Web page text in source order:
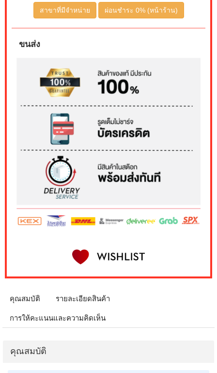
สาขาที่มีจำหน่าย ผ่อนชำระ 0% (หน้าร้าน)
ขนส่ง
คุณสมบัติ รายละเอียดสินค้า
การให้คะแนนและความคิดเห็น
คุณสมบัติ